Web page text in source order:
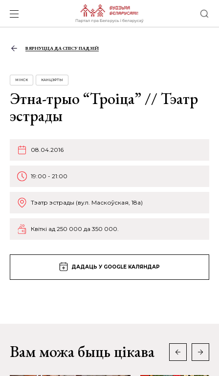
ВЯРНУЦЦА ДА СПІСУ ПАДЗЕЙ
МІНСК КАНЦЭРТЫ
Этна-трыо “Троіца” // Тэатр
эстрады
08.04.2016
19:00 - 21:00
Тэатр эстрады (вул. Маскоўская, 18а)
Квіткі ад 250 000 да 350 000.
ДАДАЦЬ У GOOGLE КАЛЯНДАР
Вам можа быць цікава